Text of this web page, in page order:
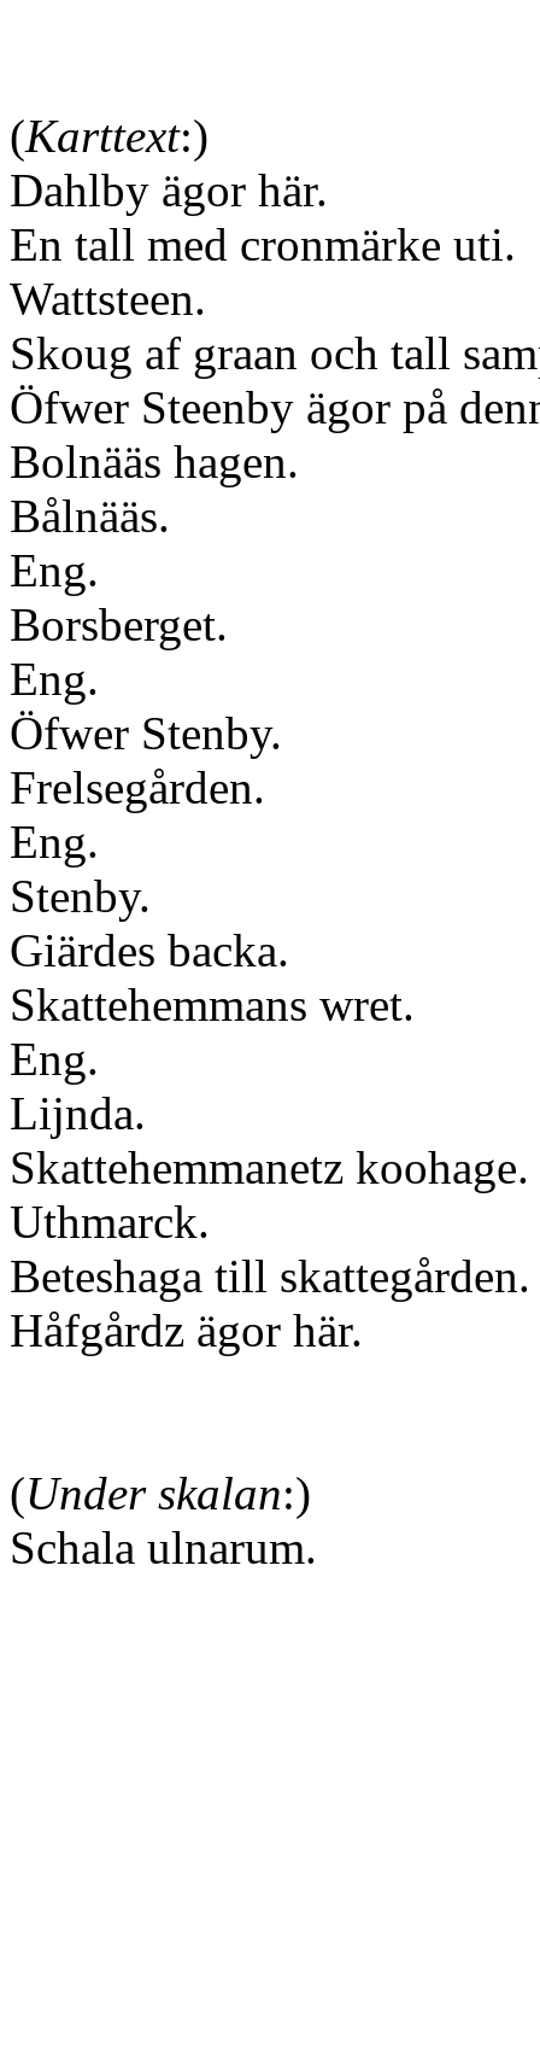
(Karttext:)
Dahlby ägor här.
En tall med cronmärke uti.
Wattsteen.
Skoug af graan och tall
Öfwer Steenby ägor på
Bolnääs hagen.
Bålnääs.
Eng.
Borsberget.
Eng.
Öfwer Stenby.
Frelsegården.
Eng.
Stenby.
Giärdes backa.
Skattehemmans wret.
Eng.
Lijnda.
Skattehemmanetz koohage.
Uthmarck.
Beteshaga till skattegården.
Håfgårdz ägor här.
(Under skalan:)
Schala ulnarum.